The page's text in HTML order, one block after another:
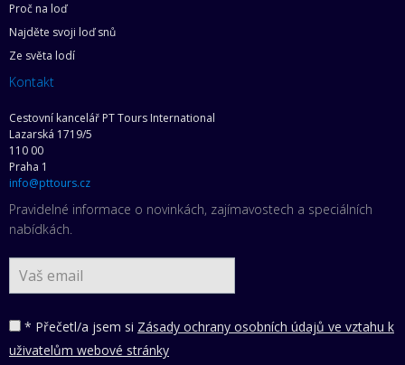
Proč na loď
Najděte svoji loď snů
Ze světa lodí
Kontakt
Cestovní kancelář PT Tours International
Lazarská 1719/5
110 00
Praha 1
info@pttours.cz
Pravidelné informace o novinkách, zajímavostech a speciálních
nabídkách.
* Přečetl/a jsem si Zásady ochrany osobních údajů ve vztahu k
uživatelům webové stránky